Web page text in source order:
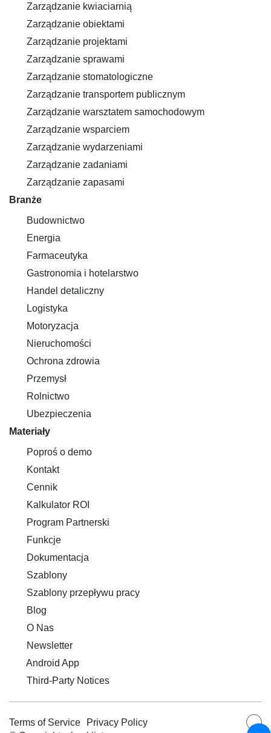
Zarządzanie kwiaciarnią
Zarządzanie obiektami
Zarządzanie projektami
Zarządzanie sprawami
Zarządzanie stomatologiczne
Zarządzanie transportem publicznym
Zarządzanie warsztatem samochodowym
Zarządzanie wsparciem
Zarządzanie wydarzeniami
Zarządzanie zadaniami
Zarządzanie zapasami
Branże
Budownictwo
Energia
Farmaceutyka
Gastronomia i hotelarstwo
Handel detaliczny
Logistyka
Motoryzacja
Nieruchomości
Ochrona zdrowia
Przemysł
Rolnictwo
Ubezpieczenia
Materiały
Poproś o demo
Kontakt
Cennik
Kalkulator ROI
Program Partnerski
Funkcje
Dokumentacja
Szablony
Szablony przepływu pracy
Blog
O Nas
Newsletter
Android App
Third-Party Notices
Terms of Service
Privacy Policy